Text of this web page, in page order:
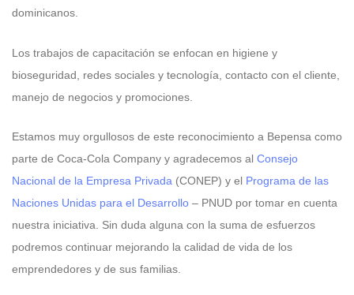
dominicanos.
Los trabajos de capacitación se enfocan en higiene y
bioseguridad, redes sociales y tecnología, contacto con el cliente,
manejo de negocios y promociones.
Estamos muy orgullosos de este reconocimiento a Bepensa como
parte de Coca-Cola Company y agradecemos al Consejo
Nacional de la Empresa Privada (CONEP) y el Programa de las
Naciones Unidas para el Desarrollo – PNUD por tomar en cuenta
nuestra iniciativa. Sin duda alguna con la suma de esfuerzos
podremos continuar mejorando la calidad de vida de los
emprendedores y de sus familias.